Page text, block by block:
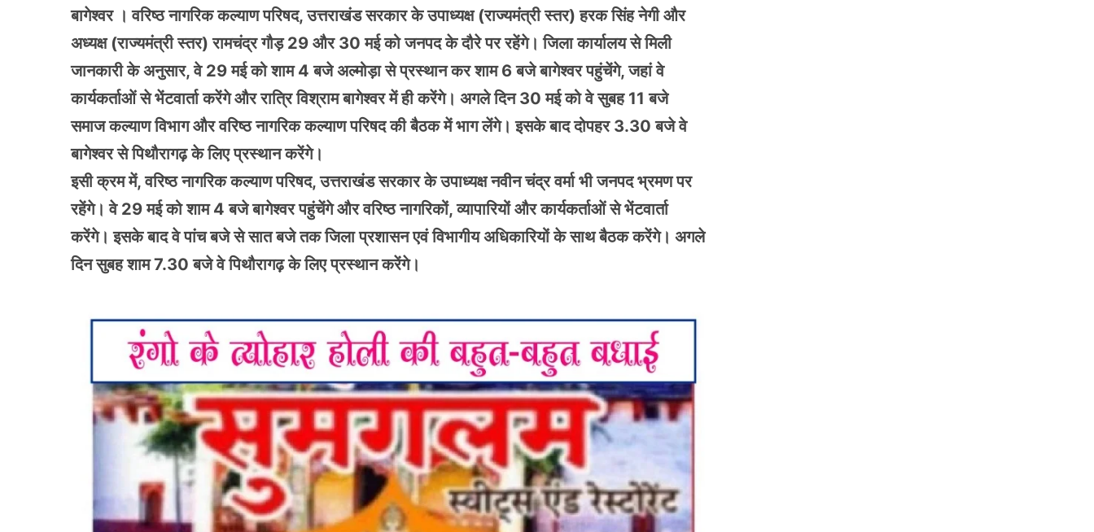
बागेश्वर । वरिष्ठ नागरिक कल्याण परिषद, उत्तराखंड सरकार के उपाध्यक्ष (राज्यमंत्री स्तर) हरक सिंह नेगी और
अध्यक्ष (राज्यमंत्री स्तर) रामचंद्र गौड़ 29 और 30 मई को जनपद के दौरे पर रहेंगे। जिला कार्यालय से मिली
जानकारी के अनुसार, वे 29 मई को शाम 4 बजे अल्मोड़ा से प्रस्थान कर शाम 6 बजे बागेश्वर पहुंचेंगे, जहां वे
कार्यकर्ताओं से भेंटवार्ता करेंगे और रात्रि विश्राम बागेश्वर में ही करेंगे। अगले दिन 30 मई को वे सुबह 11 बजे
समाज कल्याण विभाग और वरिष्ठ नागरिक कल्याण परिषद की बैठक में भाग लेंगे। इसके बाद दोपहर 3.30 बजे वे
बागेश्वर से पिथौरागढ़ के लिए प्रस्थान करेंगे।
इसी क्रम में, वरिष्ठ नागरिक कल्याण परिषद, उत्तराखंड सरकार के उपाध्यक्ष नवीन चंद्र वर्मा भी जनपद भ्रमण पर
रहेंगे। वे 29 मई को शाम 4 बजे बागेश्वर पहुंचेंगे और वरिष्ठ नागरिकों, व्यापारियों और कार्यकर्ताओं से भेंटवार्ता
करेंगे। इसके बाद वे पांच बजे से सात बजे तक जिला प्रशासन एवं विभागीय अधिकारियों के साथ बैठक करेंगे। अगले
दिन सुबह शाम 7.30 बजे वे पिथौरागढ़ के लिए प्रस्थान करेंगे।